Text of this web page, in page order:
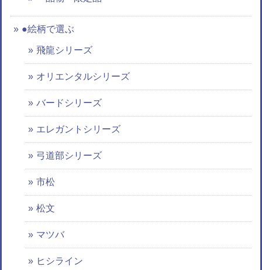
●絵柄で選ぶ
飛龍シリーズ
オリエンタルシリーズ
バードシリーズ
エレガントシリーズ
弓道部シリーズ
市松
松文
マツバ
ヒシライン